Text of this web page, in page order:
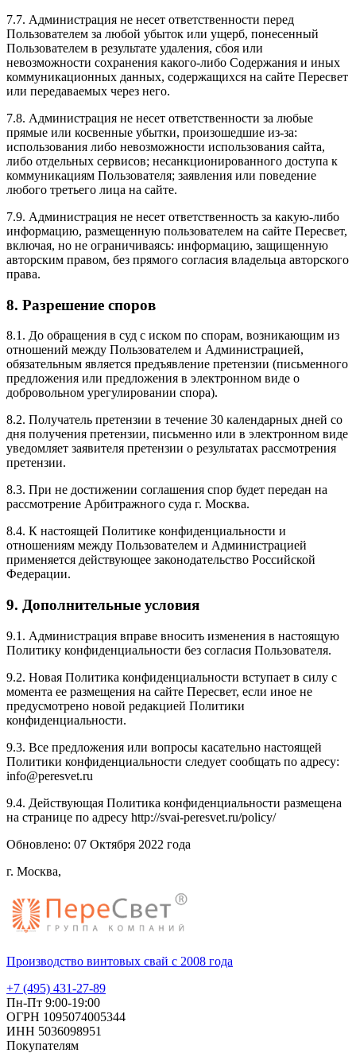
7.7. Администрация не несет ответственности перед
Пользователем за любой убыток или ущерб, понесенный
Пользователем в результате удаления, сбоя или
невозможности сохранения какого-либо Содержания и иных
коммуникационных данных, содержащихся на сайте Пересвет
или передаваемых через него.
7.8. Администрация не несет ответственности за любые
прямые или косвенные убытки, произошедшие из-за:
использования либо невозможности использования сайта,
либо отдельных сервисов; несанкционированного доступа к
коммуникациям Пользователя; заявления или поведение
любого третьего лица на сайте.
7.9. Администрация не несет ответственность за какую-либо
информацию, размещенную пользователем на сайте Пересвет,
включая, но не ограничиваясь: информацию, защищенную
авторским правом, без прямого согласия владельца авторского
права.
8. Разрешение споров
8.1. До обращения в суд с иском по спорам, возникающим из
отношений между Пользователем и Администрацией,
обязательным является предъявление претензии (письменного
предложения или предложения в электронном виде о
добровольном урегулировании спора).
8.2. Получатель претензии в течение 30 календарных дней со
дня получения претензии, письменно или в электронном виде
уведомляет заявителя претензии о результатах рассмотрения
претензии.
8.3. При не достижении соглашения спор будет передан на
рассмотрение Арбитражного суда г. Москва.
8.4. К настоящей Политике конфиденциальности и
отношениям между Пользователем и Администрацией
применяется действующее законодательство Российской
Федерации.
9. Дополнительные условия
9.1. Администрация вправе вносить изменения в настоящую
Политику конфиденциальности без согласия Пользователя.
9.2. Новая Политика конфиденциальности вступает в силу с
момента ее размещения на сайте Пересвет, если иное не
предусмотрено новой редакцией Политики
конфиденциальности.
9.3. Все предложения или вопросы касательно настоящей
Политики конфиденциальности следует сообщать по адресу:
info@peresvet.ru
9.4. Действующая Политика конфиденциальности размещена
на странице по адресу http://svai-peresvet.ru/policy/
Обновлено: 07 Октября 2022 года
г. Москва,
Производство винтовых свай с 2008 года
+7 (495) 431-27-89
Пн-Пт 9:00-19:00
ОГРН 1095074005344
ИНН 5036098951
Покупателям